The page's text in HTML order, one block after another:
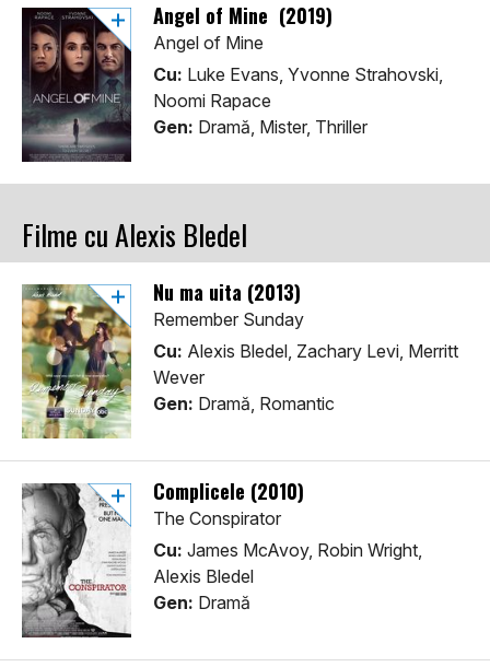
Angel of Mine (2019)
Angel of Mine
Cu: Luke Evans, Yvonne Strahovski,
Noomi Rapace
Gen: Dramă, Mister, Thriller
Filme cu Alexis Bledel
Nu ma uita (2013)
Remember Sunday
Cu: Alexis Bledel, Zachary Levi, Merritt
Wever
Gen: Dramă, Romantic
Complicele (2010)
The Conspirator
Cu: James McAvoy, Robin Wright,
Alexis Bledel
Gen: Dramă